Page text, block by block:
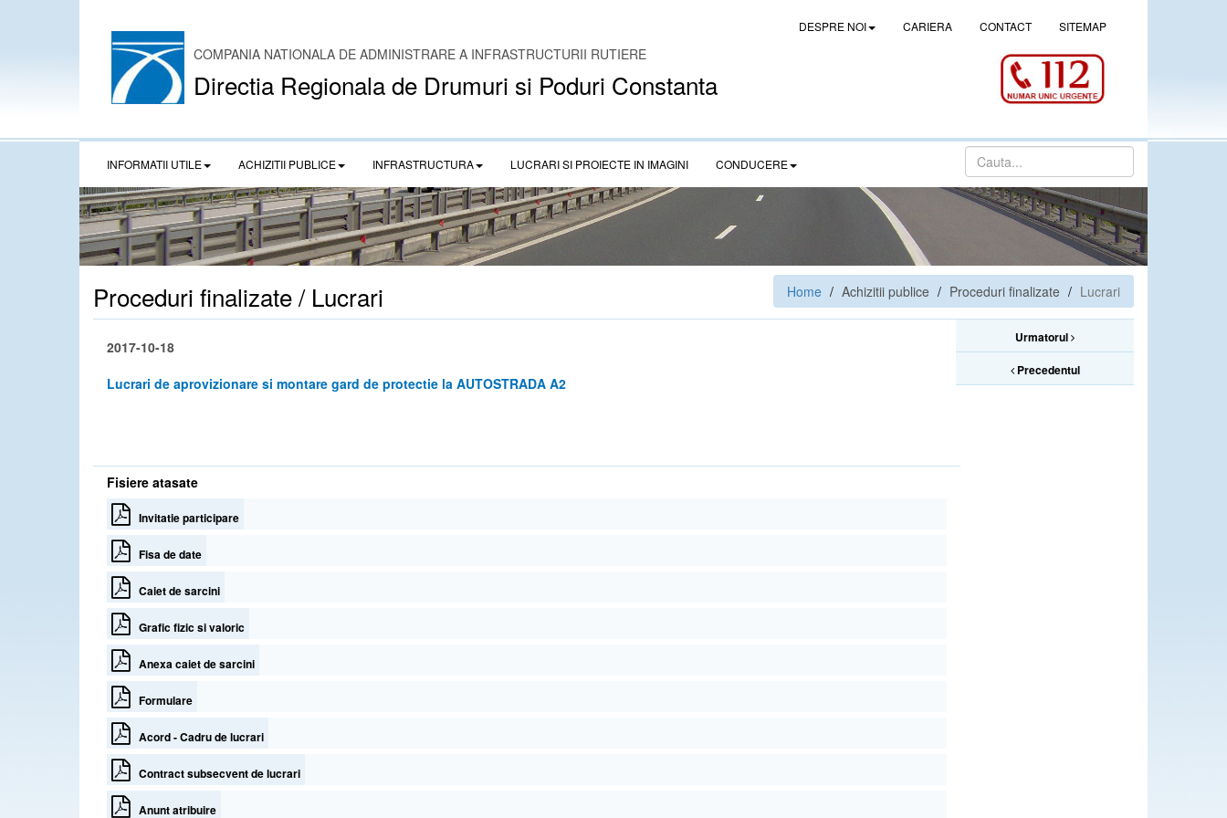
DESPRE NOI CARIERA CONTACT SITEMAP
COMPANIA NATIONALA DE ADMINISTRARE A INFRASTRUCTURII RUTIERE
Directia Regionala de Drumuri si Poduri Constanta
INFORMATII UTILE ACHIZITII PUBLICE INFRASTRUCTURA LUCRARI SI PROIECTE IN IMAGINI CONDUCERE
Proceduri finalizate / Lucrari Home Achizitii publice Proceduri finalizate Lucrari
2017-10-18
Lucrari de aprovizionare si montare gard de protectie la AUTOSTRADA A2
Urmatorul
Precedentul
Fisiere atasate
Invitatie participare
Fisa de date
Caiet de sarcini
Grafic fizic si valoric
Anexa caiet de sarcini
Formulare
Acord - Cadru de lucrari
Contract subsecvent de lucrari
Anunt atribuire